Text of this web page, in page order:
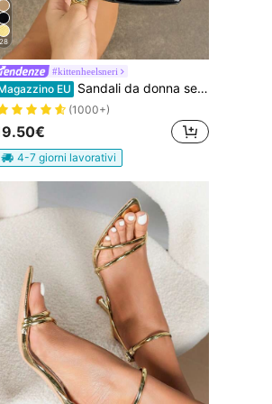
28
#kittenheelsneri
EU Sandali da donna sexy ed eleganti con tacco alto per primavera/estate, mule con fascia singola, punta affusolata e punta aperta, tacco kitten elegante che valorizza la figura, texture morbida effetto specchio di alta qualità con grana delicata e unica, colore marrone caffè, stile maturo e sofisticato, versatili per discoteca, festa, banchetto, sfilata, casual, casa, esterno, shopping, viaggio, stile d'avanguardia, pantofole, scarpe per San Valentino, Festa della Mamma, Festa della Donna, Ringraziamento, Festa degli Insegnanti, Festival di Primavera, Capodanno
(1000+)
4-7 giorni lavorativi